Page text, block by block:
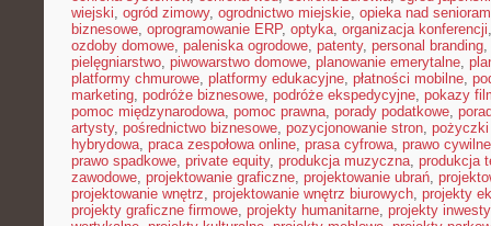
wiejski, ogród zimowy, ogrodnictwo miejskie, opieka nad
biznesowe, oprogramowanie ERP, optyka, organizacja konferencji
ozdoby domowe, paleniska ogrodowe, patenty, personal branding,
pielęgniarstwo, piwowarstwo domowe, planowanie emerytalne,
platformy chmurowe, platformy edukacyjne, płatności mobilne,
marketing, podróże biznesowe, podróże ekspedycyjne, pokazy
pomoc międzynarodowa, pomoc prawna, porady podatkowe,
artysty, pośrednictwo biznesowe, pozycjonowanie stron, pożyczki
hybrydowa, praca zespołowa online, prasa cyfrowa, prawo
prawo spadkowe, private equity, produkcja muzyczna, produkcja
zawodowe, projektowanie graficzne, projektowanie ubrań,
projektowanie wnętrz, projektowanie wnętrz biurowych, projekty
projekty graficzne firmowe, projekty humanitarne, projekty